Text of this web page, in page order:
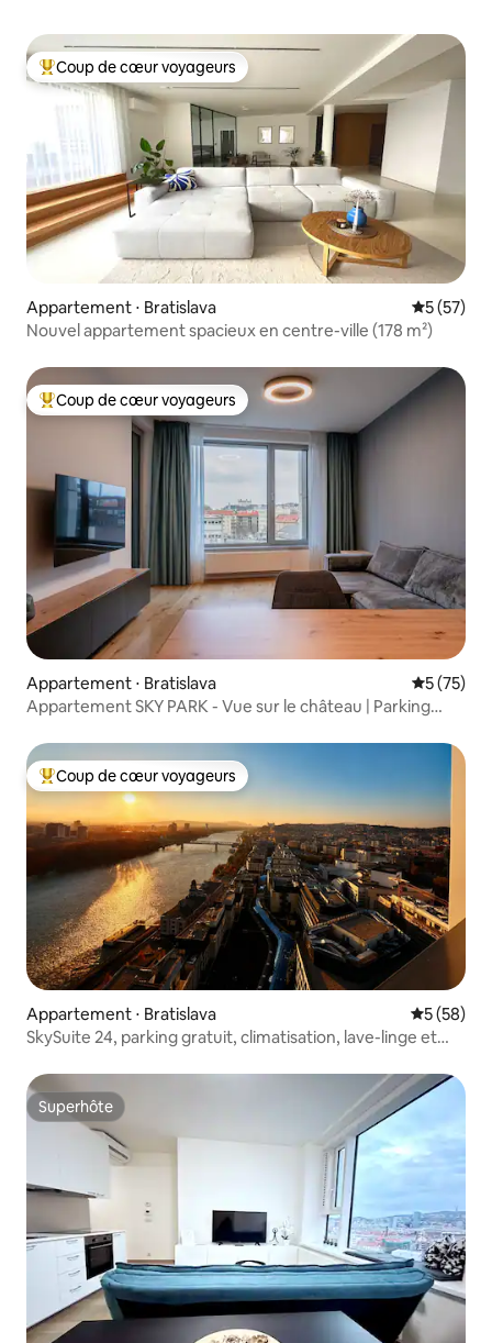
Coups de cœur voyageurs les plus appréciés
Coup de cœur voyageurs
Appartement ⋅ Bratislava
5 (57)
Nouvel appartement spacieux en centre-ville (178 m²)
Coups de cœur voyageurs les plus appréciés
Coup de cœur voyageurs
Appartement ⋅ Bratislava
5 (75)
Appartement SKY PARK - Vue sur le château | Parking
Coups de cœur voyageurs les plus appréciés
Coup de cœur voyageurs
Appartement ⋅ Bratislava
5 (58)
SkySuite 24, parking gratuit, climatisation, lave-linge et
Superhôte
Superhôte